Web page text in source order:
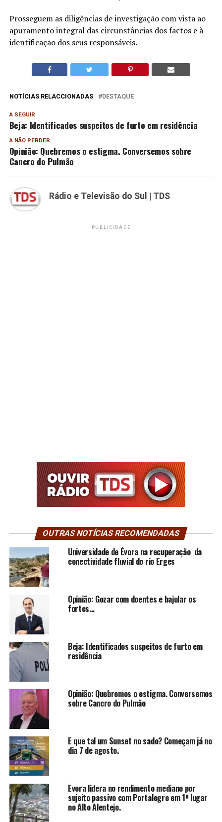
Prosseguem as diligências de investigação com vista ao
apuramento integral das circunstâncias dos factos e à
identificação dos seus responsáveis.
NOTÍCIAS RELACCIONADAS DESTAQUE
A SEGUIR
Beja: Identificados suspeitos de furto em residência
A NÃO PERDER
Opinião: Quebremos o estigma. Conversemos sobre
Cancro do Pulmão
Rádio e Televisão do Sul | TDS
PUBLICIDADE
OUTRAS NOTÍCIAS RECOMENDADAS
Universidade de Évora na recuperação da
conectividade fluvial do rio Erges
Opinião: Gozar com doentes e bajular os
fortes…
Beja: Identificados suspeitos de furto em
residência
Opinião: Quebremos o estigma. Conversemos
sobre Cancro do Pulmão
E que tal um Sunset no sado? Começam já no
dia 7 de agosto.
Évora lidera no rendimento mediano por
sujeito passivo com Portalegre em 1º lugar
no Alto Alentejo.